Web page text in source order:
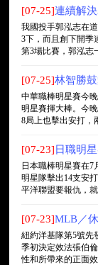
[07-25]連續解
我國投手郭泓志在
3下，而且創下開季
第3場比賽，郭泓志
[07-25]林智勝
中華職棒明星賽今
明星賽揮大棒。今
8局上也擊出安打，
[07-23] 日職明
日本職棒明星賽在
明星隊擊出14支安
平洋聯盟要報仇，
[07-23]MLB／
紐約洋基隊第5號先
季初決定效法張伯
性和所帶來的正面